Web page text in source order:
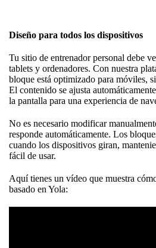
Diseño para todos los dispositivos
Tu sitio de entrenador personal debe
tablets y ordenadores. Con nuestra
bloque está optimizado para móviles,
El contenido se ajusta
la pantalla para una experiencia de
No es necesario modificar
responde automáticamente. Los
cuando los dispositivos giran,
fácil de usar.
Aquí tienes un vídeo que muestra
basado en Yola: